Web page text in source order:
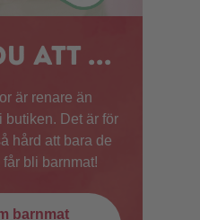
att ...
är renare än
butiken. Det är för
hård att bara de
bli barnmat!
barnmat